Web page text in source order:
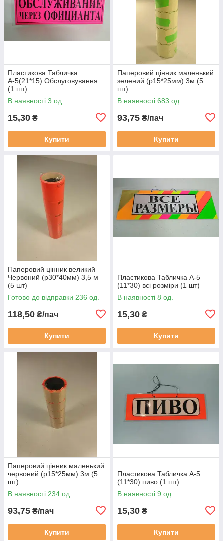
Пластикова Табличка
А-5(21*15) Обслуговування
(1 шт)
В наявності 3 од.
15,30 ₴
Купити
Паперовий цінник маленький
зелений (р15*25мм) 3м (5
шт)
В наявності 683 од.
93,75 ₴/пач
Купити
Паперовий цінник великий
Червоний (р30*40мм) 3,5 м
(5 шт)
Готово до відправки 236 од.
118,50 ₴/пач
Купити
Пластикова Табличка А-5
(11*30) всі розміри (1 шт)
В наявності 8 од.
15,30 ₴
Купити
Паперовий цінник маленький
червоний (р15*25мм) 3м (5
шт)
В наявності 234 од.
93,75 ₴/пач
Купити
Пластикова Табличка А-5
(11*30) пиво (1 шт)
В наявності 9 од.
15,30 ₴
Купити